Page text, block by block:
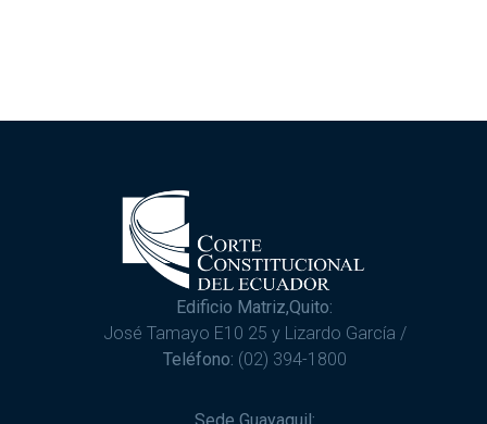
Edificio Matriz,Quito:
José Tamayo E10 25 y Lizardo García /
Teléfono: (02) 394-1800